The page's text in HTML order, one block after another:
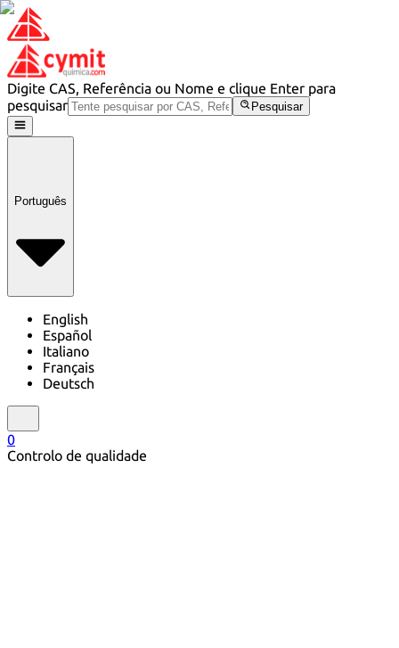
Digite CAS, Referência ou Nome e clique Enter para
pesquisar
Pesquisar
Português
English
Español
Italiano
Français
Deutsch
0
Controlo de qualidade